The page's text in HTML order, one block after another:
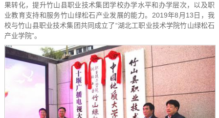
果转化，提升竹山县职业技术集团学校办学水平和办学层次，以及职
业教育支持和服务竹山绿松石产业发展的能力。2019年8月13日，我
校与竹山县职业技术集团共同成立了“湖北工职业技术学院竹山绿松石
产业学院”。